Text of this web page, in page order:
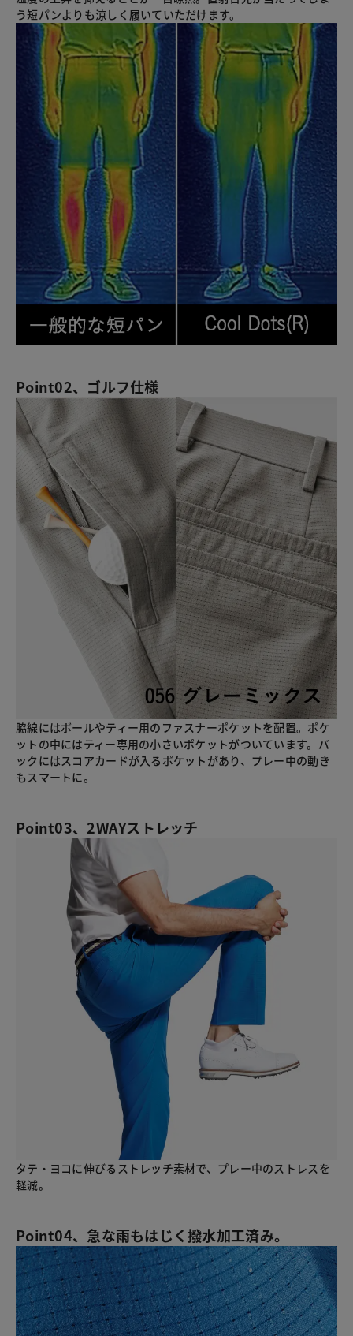
う短パンよりも涼しく履いていただけます。
Point02、ゴルフ仕様
脇線にはボールやティー用のファスナーポケットを配置。ポケ
ットの中にはティー専用の小さいポケットがついています。バ
ックにはスコアカードが入るポケットがあり、プレー中の動き
もスマートに。
Point03、2WAYストレッチ
タテ・ヨコに伸びるストレッチ素材で、プレー中のストレスを
軽減。
Point04、急な雨もはじく撥水加工済み。